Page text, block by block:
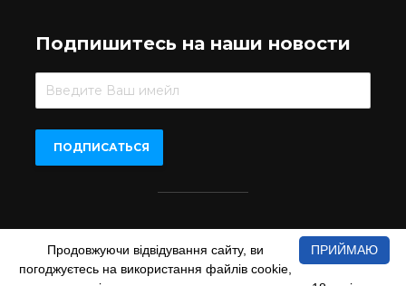
Подпишитесь на наши новости
Beer.UA © 2016-2022
При копіюванні матеріалів з сайту обов'язкове пряме
відкрите для пошукових систем гіперпосилання на сайт
ПРИЙМАЮ
Продовжуючи відвідування сайту, ви
погоджуєтесь на використання файлів cookie,